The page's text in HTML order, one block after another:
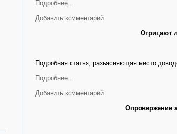
Подробнее...
Добавить комментарий
Отрицают
Подробная статья, разьясняющая место
Подробнее...
Добавить комментарий
Опровержение